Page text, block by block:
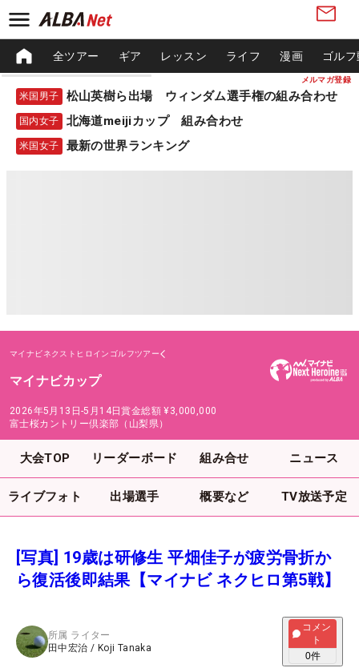
メルマガ登録
全ツアー ギア レッスン ライフ 漫画 ゴル
米国男子 松山英樹ら出場 ウィンダム選手権の組み合わせ
国内女子 北海道meijiカップ 組み合わせ
米国女子 最新の世界ランキング
マイナビネクストヒロインゴルフツアー
マイナビカップ
2026年5月13日-5月14日賞金総額 ¥3,000,000
富士桜カントリー倶楽部（山梨県）
大会TOP リーダーボード 組み合せ ニュース
ライブフォト 出場選手 概要など TV放送予定
[写真] 19歳は研修生 平畑佳子が疲労骨折か
ら復活後即結果【マイナビ ネクヒロ第5戦】
所属 ライター
田中宏治 / Koji Tanaka
コメン
ト
0件